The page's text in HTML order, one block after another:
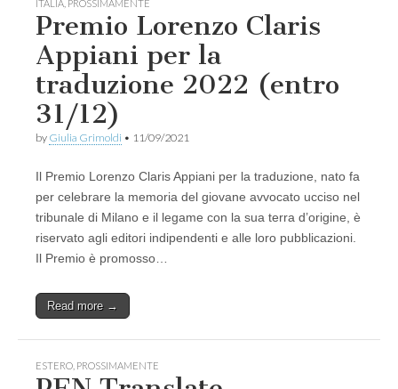
ITALIA PROSSIMAMENTE
Premio Lorenzo Claris
Appiani per la
traduzione 2022 (entro
31/12)
by Giulia Grimoldi • 11/09/2021
Il Premio Lorenzo Claris Appiani per la traduzione, nato fa
per celebrare la memoria del giovane avvocato ucciso nel
tribunale di Milano e il legame con la sua terra d’origine, è
riservato agli editori indipendenti e alle loro pubblicazioni.
Il Premio è promosso…
Read more →
ESTERO PROSSIMAMENTE